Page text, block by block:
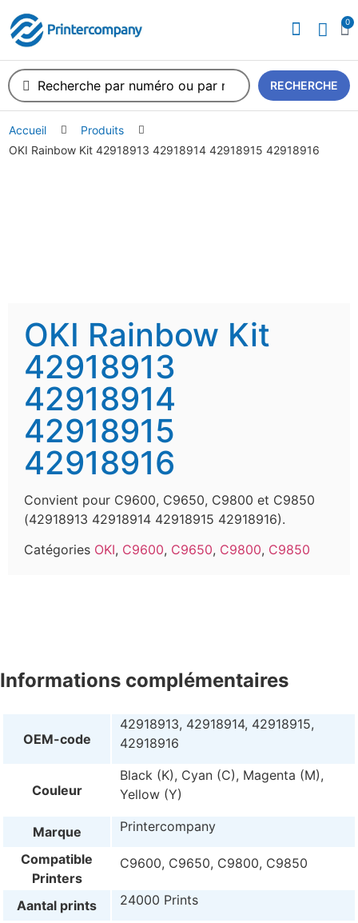
0
RECHERCHE
Accueil
Produits
OKI Rainbow Kit 42918913 42918914 42918915 42918916
OKI Rainbow Kit
42918913
42918914
42918915
42918916
Convient pour C9600, C9650, C9800 et C9850
(42918913 42918914 42918915 42918916).
Catégories OKI, C9600, C9650, C9800, C9850
Informations complémentaires
OEM-code
42918913, 42918914, 42918915,
42918916
Couleur
Black (K), Cyan (C), Magenta (M),
Yellow (Y)
Marque Printercompany
Compatible
Printers
C9600, C9650, C9800, C9850
Aantal prints 24000 Prints